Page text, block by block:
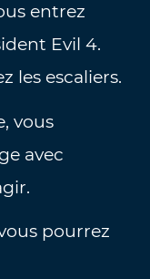
entrez
Evil 4.
les escaliers.
vous
avec
pourrez